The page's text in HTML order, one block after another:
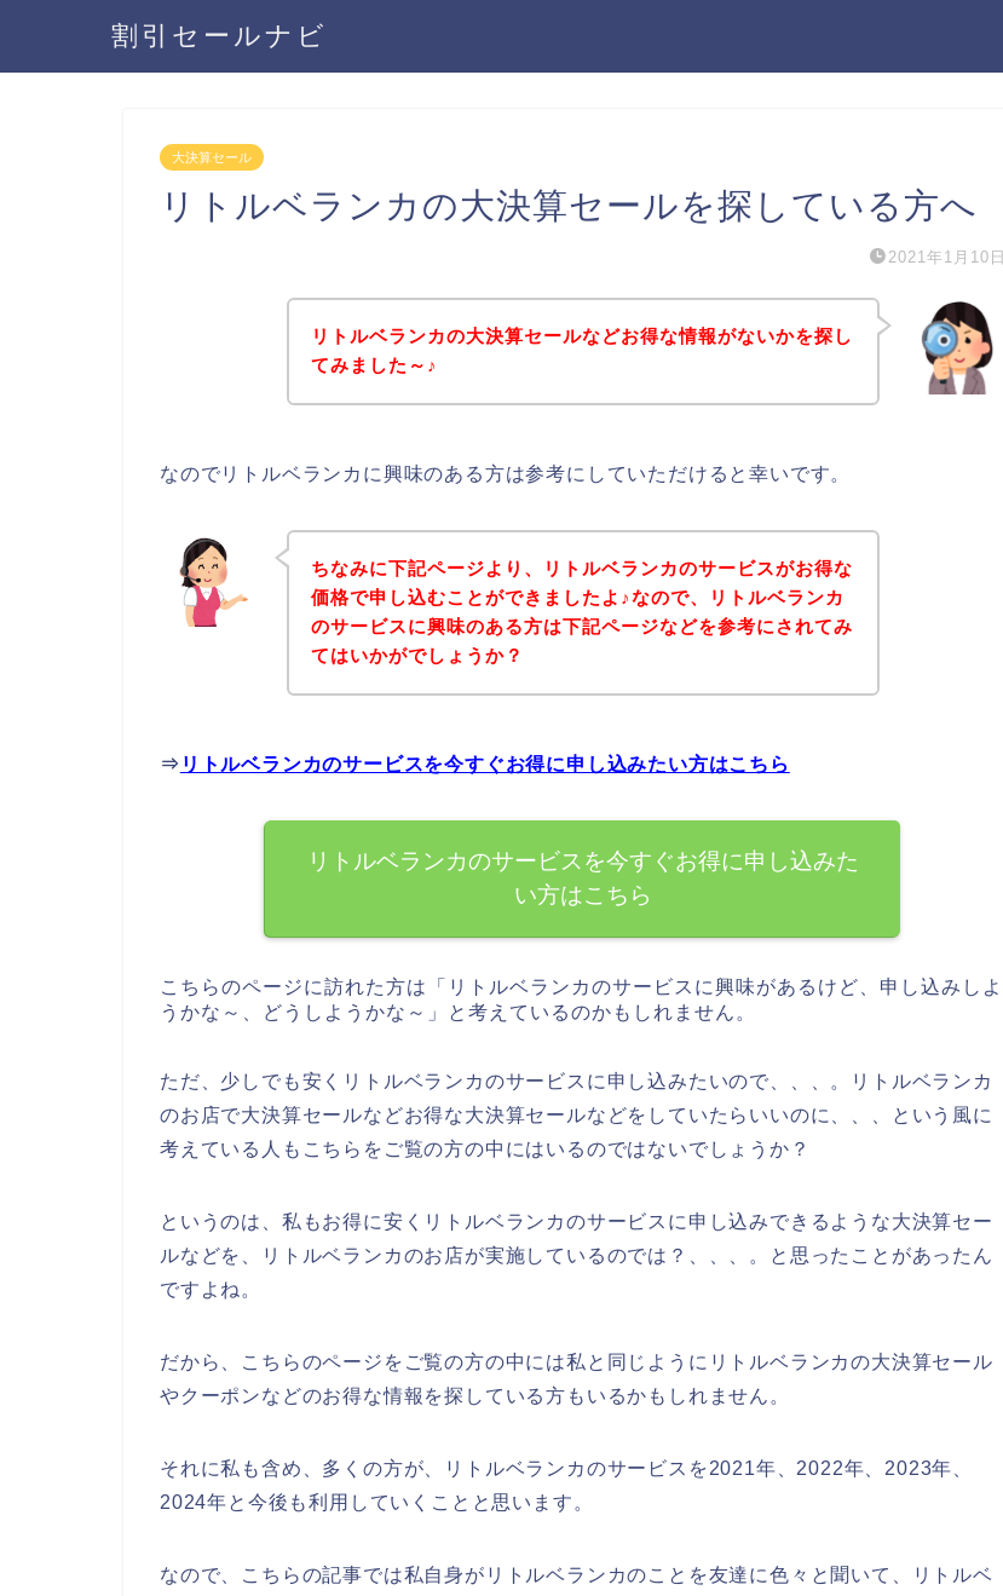
割引セールナビ
大決算セール
リトルベランカの大決算セールを探している方へ
2021年1月10日
リトルベランカの大決算セールなどお得な情報がないかを探し
てみました～♪
なのでリトルベランカに興味のある方は参考にしていただけると幸いです。
ちなみに下記ページより、リトルベランカのサービスがお得な
価格で申し込むことができましたよ♪なので、リトルベランカ
のサービスに興味のある方は下記ページなどを参考にされてみ
てはいかがでしょうか？
⇒ リトルベランカのサービスを今すぐお得に申し込みたい方はこちら
リトルベランカのサービスを今すぐお得に申し込みた
い方はこちら
こちらのページに訪れた方は「リトルベランカのサービスに興味があるけど、申し込みしよ
うかな～、どうしようかな～」と考えているのかもしれません。
ただ、少しでも安くリトルベランカのサービスに申し込みたいので、、、。リトルベランカ
のお店で大決算セールなどお得な大決算セールなどをしていたらいいのに、、、という風に
考えている人もこちらをご覧の方の中にはいるのではないでしょうか？
というのは、私もお得に安くリトルベランカのサービスに申し込みできるような大決算セー
ルなどを、リトルベランカのお店が実施しているのでは？、、、。と思ったことがあったん
ですよね。
だから、こちらのページをご覧の方の中には私と同じようにリトルベランカの大決算セール
やクーポンなどのお得な情報を探している方もいるかもしれません。
それに私も含め、多くの方が、リトルベランカのサービスを2021年、2022年、2023年、
2024年と今後も利用していくことと思います。
なので、こちらの記事では私自身がリトルベランカのことを友達に色々と聞いて、リトルベ